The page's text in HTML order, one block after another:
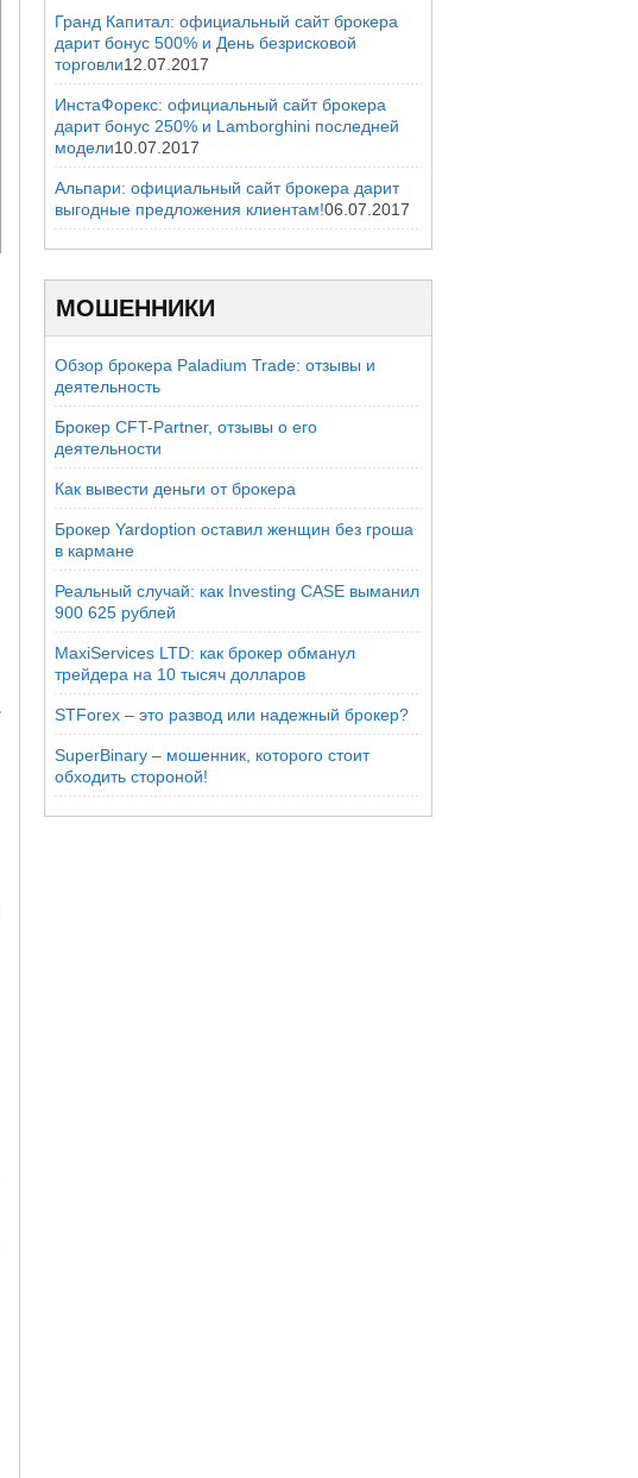
Гранд Капитал: официальный сайт брокера
дарит бонус 500% и День безрисковой
торговли12.07.2017
ИнстаФорекс: официальный сайт брокера
дарит бонус 250% и Lamborghini последней
модели10.07.2017
Альпари: официальный сайт брокера дарит
выгодные предложения клиентам!06.07.2017
МОШЕННИКИ
Обзор брокера Paladium Trade: отзывы и
деятельность
Брокер CFT-Partner, отзывы о его
деятельности
Как вывести деньги от брокера
Брокер Yardoption оставил женщин без гроша
в кармане
Реальный случай: как Investing CASE выманил
900 625 рублей
MaxiServices LTD: как брокер обманул
трейдера на 10 тысяч долларов
STForex – это развод или надежный брокер?
SuperBinary – мошенник, которого стоит
обходить стороной!